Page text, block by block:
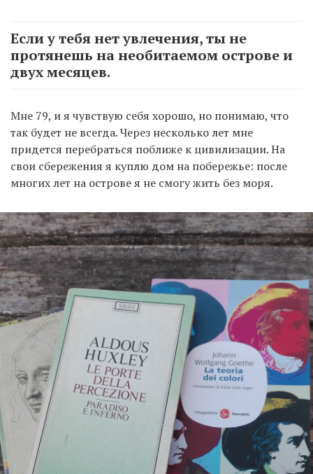
Если у тебя нет увлечения, ты не
протянешь на необитаемом острове и
двух месяцев.
Мне 79, и я чувствую себя хорошо, но понимаю, что
так будет не всегда. Через несколько лет мне
придется перебраться поближе к цивилизации. На
свои сбережения я куплю дом на побережье: после
многих лет на острове я не смогу жить без моря.